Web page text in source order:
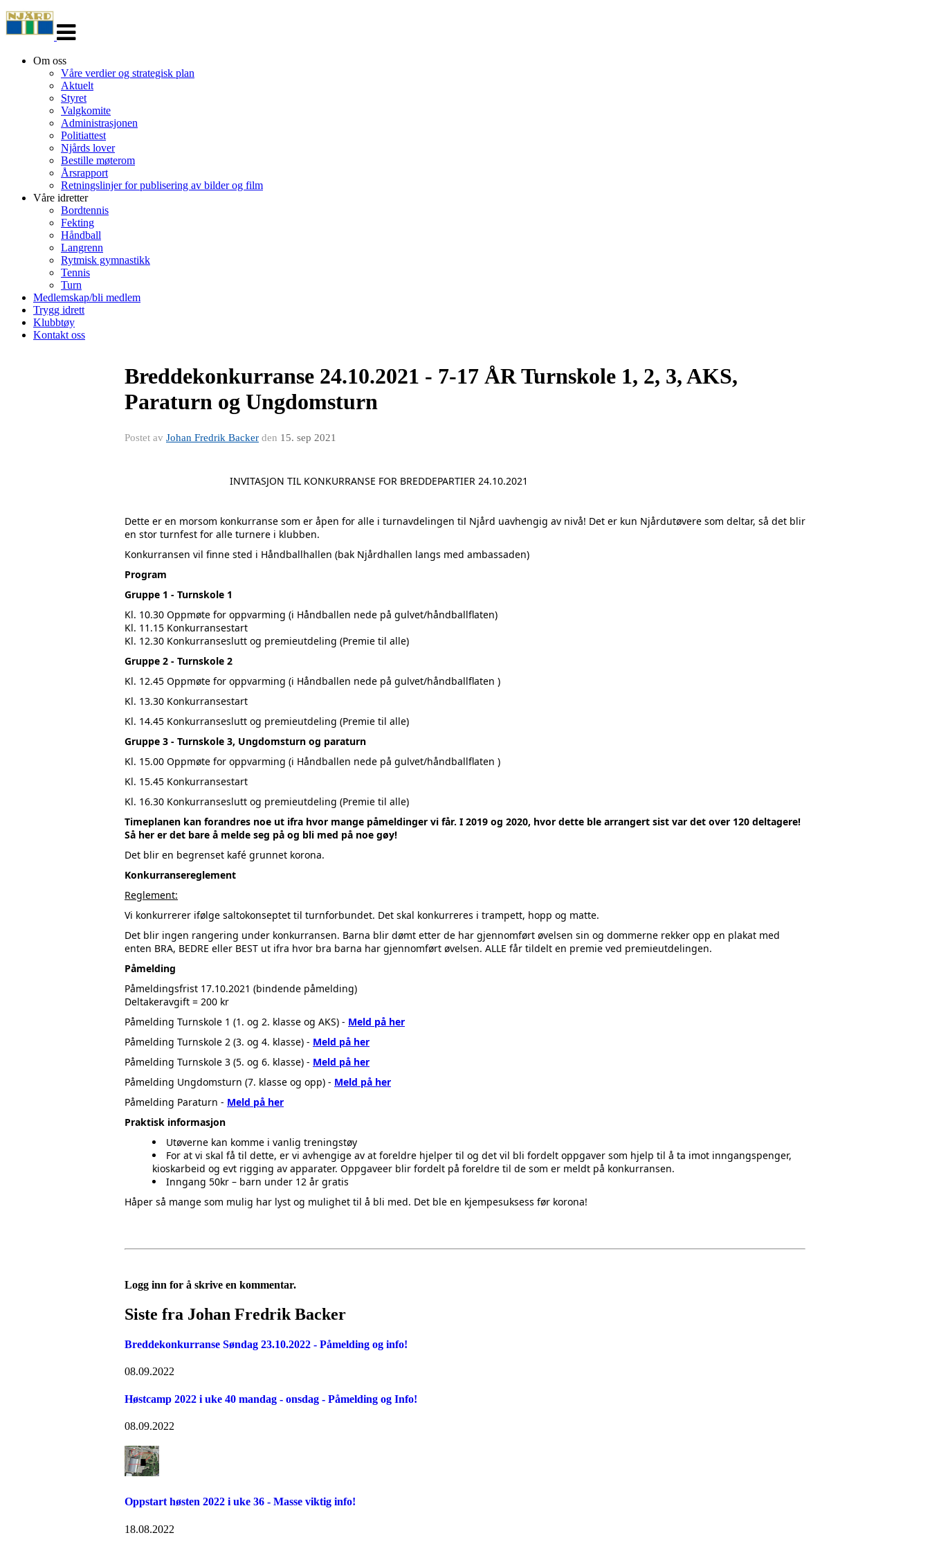
navigasjon
Om oss
Våre verdier og strategisk plan
Aktuelt
Styret
Valgkomite
Administrasjonen
Politiattest
Njårds lover
Bestille møterom
Årsrapport
Retningslinjer for publisering av bilder og film
Våre idretter
Bordtennis
Fekting
Håndball
Langrenn
Rytmisk gymnastikk
Tennis
Turn
Medlemskap/bli medlem
Trygg idrett
Klubbtøy
Kontakt oss
Breddekonkurranse 24.10.2021 - 7-17 ÅR Turnskole 1, 2, 3, AKS,
Paraturn og Ungdomsturn
Postet av Johan Fredrik Backer den 15. sep 2021
INVITASJON TIL KONKURRANSE FOR BREDDEPARTIER 24.10.2021
Dette er en morsom konkurranse som er åpen for alle i turnavdelingen til Njård uavhengig av nivå! Det er kun Njårdutøvere som deltar, så det blir
en stor turnfest for alle turnere i klubben.
Konkurransen vil finne sted i Håndballhallen (bak Njårdhallen langs med ambassaden)
Program
Gruppe 1 - Turnskole 1
Kl. 10.30 Oppmøte for oppvarming (i Håndballen nede på gulvet/håndballflaten)
Kl. 11.15 Konkurransestart
Kl. 12.30 Konkurranseslutt og premieutdeling (Premie til alle)
Gruppe 2 - Turnskole 2
Kl. 12.45 Oppmøte for oppvarming (i Håndballen nede på gulvet/håndballflaten )
Kl. 13.30 Konkurransestart
Kl. 14.45 Konkurranseslutt og premieutdeling (Premie til alle)
Gruppe 3 - Turnskole 3, Ungdomsturn og paraturn
Kl. 15.00 Oppmøte for oppvarming (i Håndballen nede på gulvet/håndballflaten )
Kl. 15.45 Konkurransestart
Kl. 16.30 Konkurranseslutt og premieutdeling (Premie til alle)
Timeplanen kan forandres noe ut ifra hvor mange påmeldinger vi får. I 2019 og 2020, hvor dette ble arrangert sist var det over 120 deltagere!
Så her er det bare å melde seg på og bli med på noe gøy!
Det blir en begrenset kafé grunnet korona.
Konkurransereglement
Reglement:
Vi konkurrerer ifølge saltokonseptet til turnforbundet. Det skal konkurreres i trampett, hopp og matte.
Det blir ingen rangering under konkurransen. Barna blir dømt etter de har gjennomført øvelsen sin og dommerne rekker opp en plakat med
enten BRA, BEDRE eller BEST ut ifra hvor bra barna har gjennomført øvelsen. ALLE får tildelt en premie ved premieutdelingen.
Påmelding
Påmeldingsfrist 17.10.2021 (bindende påmelding)
Deltakeravgift = 200 kr
Påmelding Turnskole 1 (1. og 2. klasse og AKS) - Meld på her
Påmelding Turnskole 2 (3. og 4. klasse) - Meld på her
Påmelding Turnskole 3 (5. og 6. klasse) - Meld på her
Påmelding Ungdomsturn (7. klasse og opp) - Meld på her
Påmelding Paraturn - Meld på her
Praktisk informasjon
Utøverne kan komme i vanlig treningstøy
For at vi skal få til dette, er vi avhengige av at foreldre hjelper til og det vil bli fordelt oppgaver som hjelp til å ta imot inngangspenger,
kioskarbeid og evt rigging av apparater. Oppgaveer blir fordelt på foreldre til de som er meldt på konkurransen.
Inngang 50kr – barn under 12 år gratis
Håper så mange som mulig har lyst og mulighet til å bli med. Det ble en kjempesuksess før korona!
Logg inn for å skrive en kommentar.
Siste fra Johan Fredrik Backer
Breddekonkurranse Søndag 23.10.2022 - Påmelding og info!
08.09.2022
Høstcamp 2022 i uke 40 mandag - onsdag - Påmelding og Info!
08.09.2022
Oppstart høsten 2022 i uke 36 - Masse viktig info!
18.08.2022